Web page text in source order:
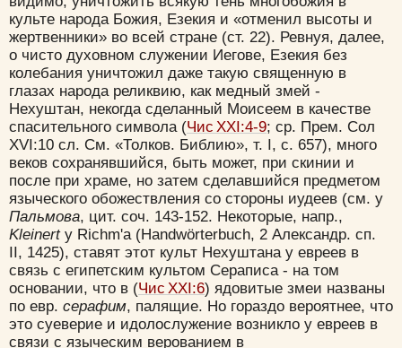
культе народа Божия, Езекия и «отменил высоты и
жертвенники» во всей стране (ст. 22). Ревнуя, далее,
о чисто духовном служении Иегове, Езекия без
колебания уничтожил даже такую священную в
глазах народа реликвию, как медный змей -
Нехуштан, некогда сделанный Моисеем в качестве
спасительного символа (Чис XXI:4-9; ср. Прем. Сол
XVI:10 сл. См. «Толков. Библию», т. I, с. 657), много
веков сохранявшийся, быть может, при скинии и
после при храме, но затем сделавшийся предметом
языческого обожествления со стороны иудеев (см. у
Пальмова, цит. соч. 143-152. Некоторые, напр.,
Kleinerty Richm'a (Handwörterbuch, 2 Александр. сп.
II, 1425), ставят этот культ Нехуштана у евреев в
связь с египетским культом Сераписа - на том
основании, что в (Чис XXI:6) ядовитые змеи названы
по евр. серафим, палящие. Но гораздо вероятнее, что
это суеверие и идолослужение возникло у евреев в
связи с языческим верованием в